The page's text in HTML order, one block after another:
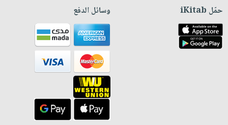
حمّل iKitab وسائل الدفع